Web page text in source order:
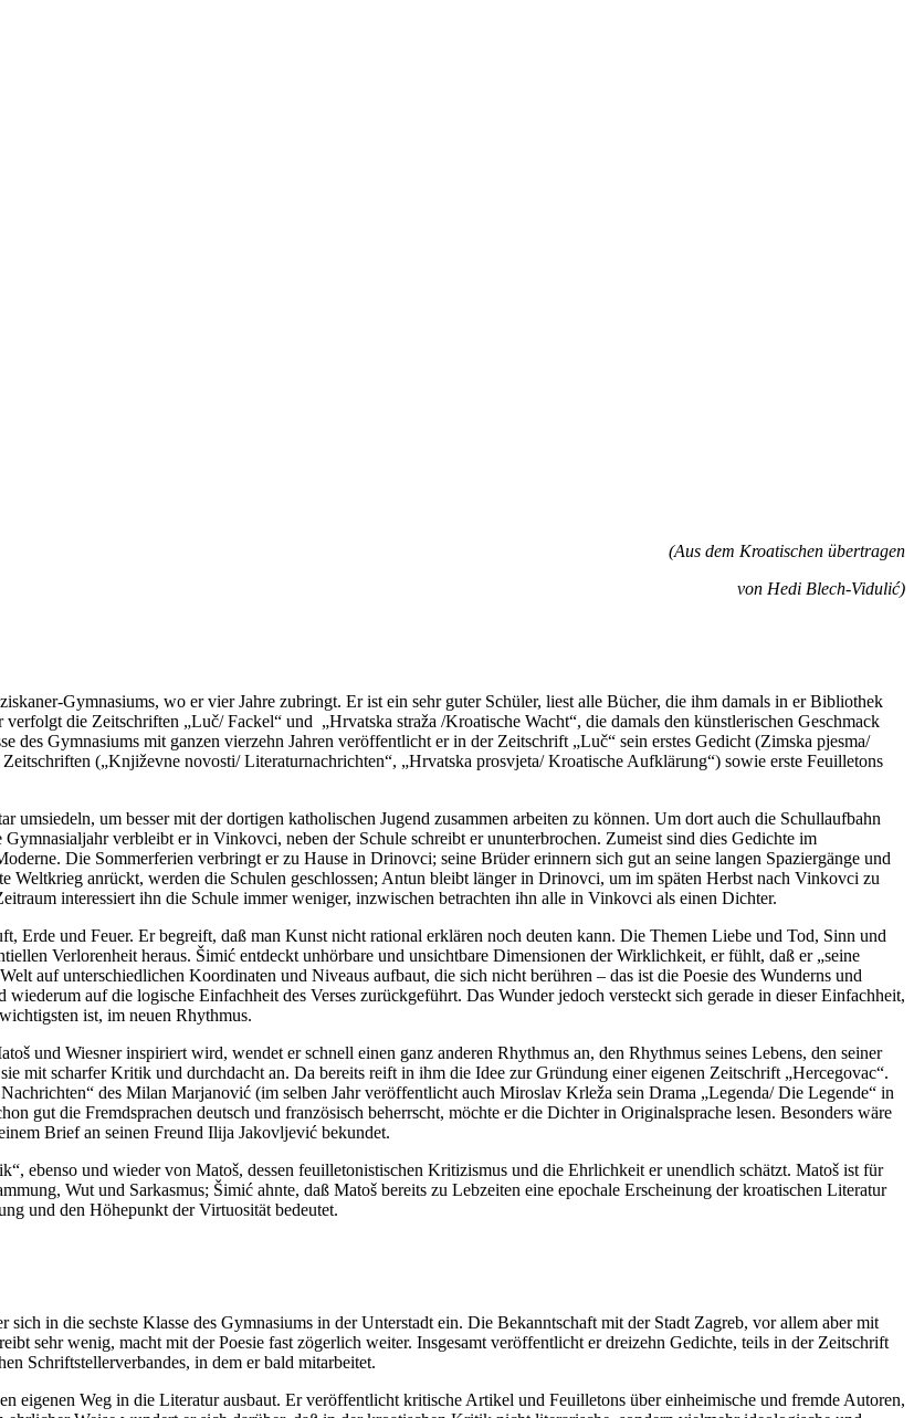
(Aus dem Kroatischen übertragen
von Hedi Blech-Vidulić)
Gymnasiums, wo er vier Jahre zubringt. Er ist ein sehr guter Schüler, liest alle Bücher, die ihm damals in er Bibliothek
die Zeitschriften „Luč/ Fackel“ und „Hrvatska straža /Kroatische Wacht“, die damals den künstlerischen Geschmack
des Gymnasiums mit ganzen vierzehn Jahren veröffentlicht er in der Zeitschrift „Luč“ sein erstes Gedicht (Zimska pjesma/
(„Književne novosti/ Literaturnachrichten“, „Hrvatska prosvjeta/ Kroatische Aufklärung“) sowie erste Feuilletons
um besser mit der dortigen katholischen Jugend zusammen arbeiten zu können. Um dort auch die Schullaufbahn
verbleibt er in Vinkovci, neben der Schule schreibt er ununterbrochen. Zumeist sind dies Gedichte im
Die Sommerferien verbringt er zu Hause in Drinovci; seine Brüder erinnern sich gut an seine langen Spaziergänge und
Weltkrieg anrückt, werden die Schulen geschlossen; Antun bleibt länger in Drinovci, um im späten Herbst nach Vinkovci zu
interessiert ihn die Schule immer weniger, inzwischen betrachten ihn alle in Vinkovci als einen Dichter.
Erde und Feuer. Er begreift, daß man Kunst nicht rational erklären noch deuten kann. Die Themen Liebe und Tod, Sinn und
Verlorenheit heraus. Šimić entdeckt unhörbare und unsichtbare Dimensionen der Wirklichkeit, er fühlt, daß er „seine
auf unterschiedlichen Koordinaten und Niveaus aufbaut, die sich nicht berühren – das ist die Poesie des Wunderns und
auf die logische Einfachheit des Verses zurückgeführt. Das Wunder jedoch versteckt sich gerade in dieser Einfachheit,
ist, im neuen Rhythmus.
und Wiesner inspiriert wird, wendet er schnell einen ganz anderen Rhythmus an, den Rhythmus seines Lebens, den seiner
mit scharfer Kritik und durchdacht an. Da bereits reift in ihm die Idee zur Gründung einer eigenen Zeitschrift „Hercegovac“.
des Milan Marjanović (im selben Jahr veröffentlicht auch Miroslav Krleža sein Drama „Legenda/ Die Legende“ in
gut die Fremdsprachen deutsch und französisch beherrscht, möchte er die Dichter in Originalsprache lesen. Besonders wäre
Brief an seinen Freund Ilija Jakovljević bekundet.
ebenso und wieder von Matoš, dessen feuilletonistischen Kritizismus und die Ehrlichkeit er unendlich schätzt. Matoš ist für
Wut und Sarkasmus; Šimić ahnte, daß Matoš bereits zu Lebzeiten eine epochale Erscheinung der kroatischen Literatur
und den Höhepunkt der Virtuosität bedeutet.
in die sechste Klasse des Gymnasiums in der Unterstadt ein. Die Bekanntschaft mit der Stadt Zagreb, vor allem aber mit
sehr wenig, macht mit der Poesie fast zögerlich weiter. Insgesamt veröffentlicht er dreizehn Gedichte, teils in der Zeitschrift
Schriftstellerverbandes, in dem er bald mitarbeitet.
eigenen Weg in die Literatur ausbaut. Er veröffentlicht kritische Artikel und Feuilletons über einheimische und fremde Autoren,